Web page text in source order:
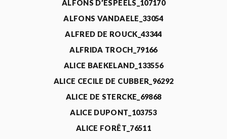
ALFONS D’ESPEELS_107170
ALFONS VANDAELE_33054
ALFRED DE ROUCK_43344
ALFRIDA TROCH_79166
ALICE BAEKELAND_133556
ALICE CECILE DE CUBBER_96292
ALICE DE STERCKE_69868
ALICE DUPONT_103753
ALICE FORÊT_76511